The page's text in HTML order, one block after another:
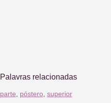
Palavras relacionadas
parte póstero, superior